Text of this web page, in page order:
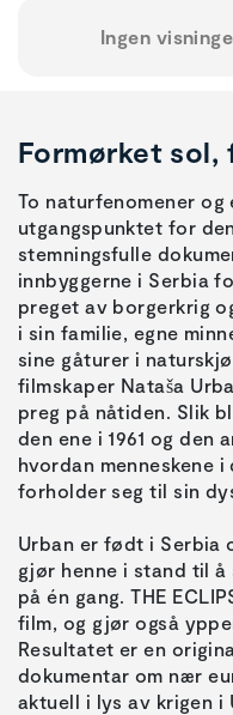
Ingen
Formørket
To naturfenomener og
utgangspunktet for
stemningsfulle
innbyggerne i Serbia
preget av borgerkrig
i sin familie, egne
sine gåturer i
filmskaper Nataša
preg på nåtiden. Slik
den ene i 1961 og den
hvordan menneskene
forholder seg til sin
Urban er født i Serbia
gjør henne i stand til å
på én gang. THE
film, og gjør også
Resultatet er en
dokumentar om nær
aktuell i lys av krigen i